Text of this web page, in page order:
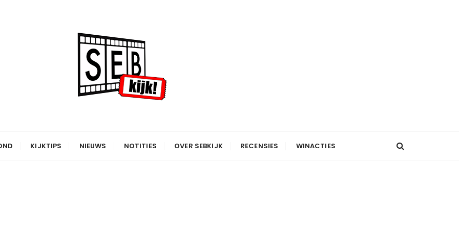
KIJKTIPS NIEUWS NOTITIES OVER SEBKIJK RECENSIES WINACTIES